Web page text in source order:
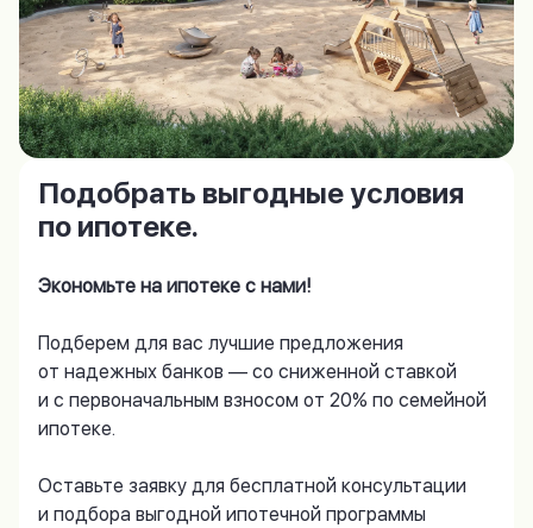
Подобрать выгодные условия
по ипотеке.
Экономьте на ипотеке с нами!
Подберем для вас лучшие предложения
от надежных банков — со сниженной ставкой
и с первоначальным взносом от 20% по семейной
ипотеке.
Оставьте заявку для бесплатной консультации
и подбора выгодной ипотечной программы